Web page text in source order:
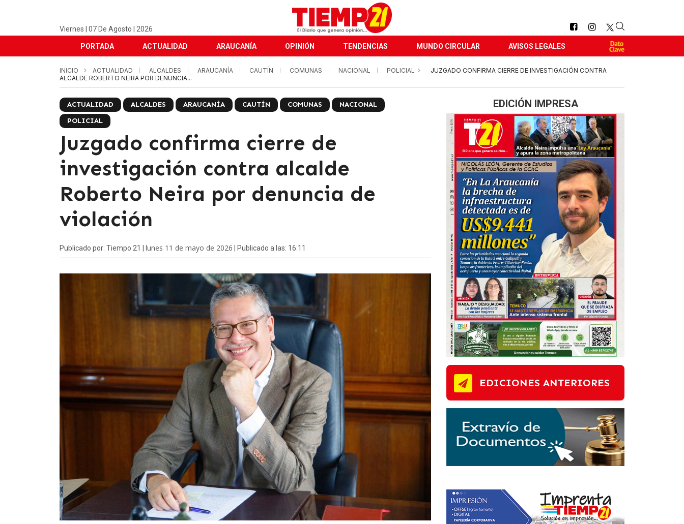
Viernes | 07 De Agosto | 2026
PORTADA ACTUALIDAD ARAUCANÍA OPINIÓN TENDENCIAS MUNDO CIRCULAR AVISOS LEGALES
INICIO ACTUALIDAD ALCALDES ARAUCANÍA CAUTÍN COMUNAS NACIONAL POLICIAL
JUZGADO CONFIRMA CIERRE DE INVESTIGACIÓN CONTRA
ALCALDE ROBERTO NEIRA POR DENUNCIA...
ACTUALIDAD ALCALDES ARAUCANÍA CAUTÍN COMUNAS
NACIONAL
POLICIAL
Juzgado confirma cierre de
investigación contra alcalde
Roberto Neira por denuncia de
violación
Publicado por: Tiempo 21 | lunes 11 de mayo de 2026 | Publicado a las: 16:11
EDICIÓN IMPRESA
EDICIONES ANTERIORES